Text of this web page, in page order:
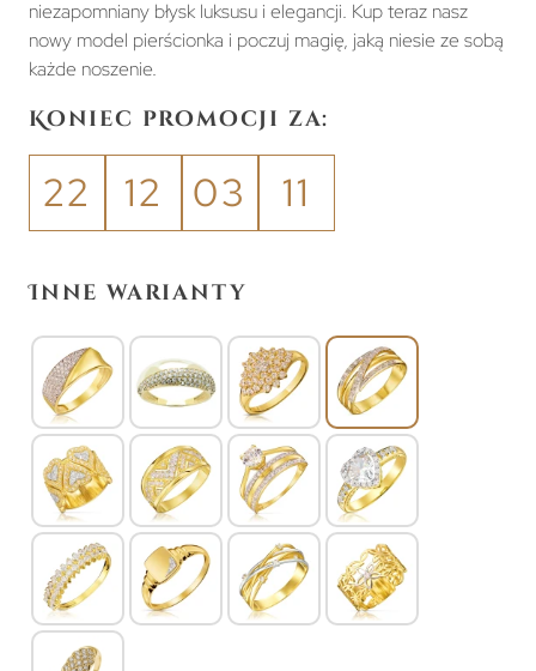
niezapomniany błysk luksusu i elegancji. Kup teraz nasz
nowy model pierścionka i poczuj magię, jaką niesie ze sobą
każde noszenie.
Koniec promocji za:
22 12 03 11
Inne warianty